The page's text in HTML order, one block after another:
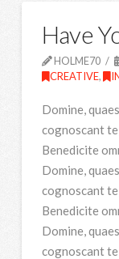
Have
HOLME70
CREATIVE,
Domine,
cognoscant
Benedicite
Domine,
cognoscant
Benedicite
Domine,
cognoscant